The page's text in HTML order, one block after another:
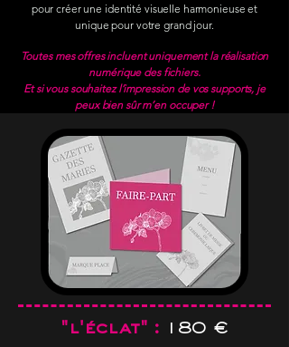
pour créer une identité visuelle harmonieuse et
unique pour votre grand jour.
Toutes mes offres incluent uniquement la réalisation
numérique des fichiers.
Et si vous souhaitez l’impression de vos supports, je
peux bien sûr m’en occuper !
"l'éclat" : 180 €